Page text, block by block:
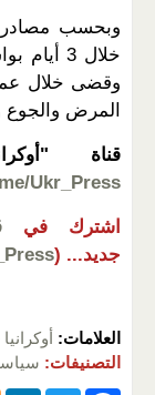
خلال 3
المرض والجوع
قناة
Ukr_Press
اشترك في
جديد... (
العلامات: أوكرانيا
التصنيفات: